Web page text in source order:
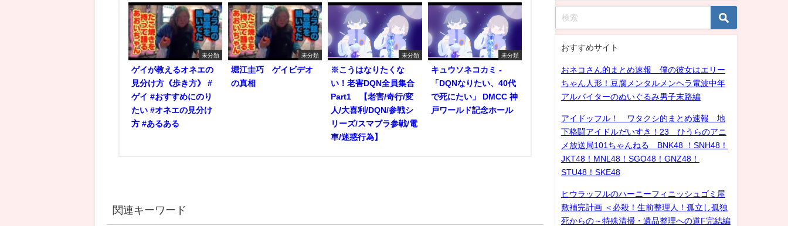
未分類
ゲイが教えるオネエの
見分け方《歩き方》 #
ゲイ #おすすめにのり
たい #オネエの見分け
方 #あるある
未分類
堀江圭巧 ゲイビデオ
の真相
未分類
※こうはなりたくな
い！老害DQN全員集合
Part1 【老害/奇行/変
人/大喜利/DQN/参戦シ
リーズ/スマブラ参戦/電
車/迷惑行為】
未分類
キュウソネコカミ -
「DQNなりたい、40代
で死にたい」 DMCC 神
戸ワールド記念ホール
関連キーワード
おすすめサイト
おネコさん的まとめ速報 僕の彼女はエリー
ちゃん人形！豆腐メンタルメンヘラ電波中年
アルバイターのぬいぐるみ男子末路編
アイドッフル！ ワタクシ的まとめ速報 地
下格闘アイドルだいすき！23 ひうらのアニ
メ放送局101ちゃんねる BNK48 ！SNH48！
JKT48！MNL48！SGO48！GNZ48！
STU48！SKE48
ヒウラッフルのハーニーフィニッシュゴミ屋
敷補完計画 ＜必殺！生前整理人！孤立し孤独
死からの～特殊清掃・遺品整理への道F完結編